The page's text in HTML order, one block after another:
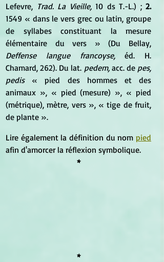
Lefevre, Trad. La Vieille, 10 ds T.-L.) ; 2.
1549 « dans le vers grec ou latin, groupe
de syllabes constituant la mesure
Deffense langue francoyse, éd. H.
Chamard, 262). Du lat. pedem, acc. de pes,
pedis « pied des hommes et des
animaux », « pied (mesure) », « pied
(métrique), mètre, vers », « tige de fruit,
de plante ».
Lire également la définition du nom pied
afin d'amorcer la réflexion symbolique.
*
*